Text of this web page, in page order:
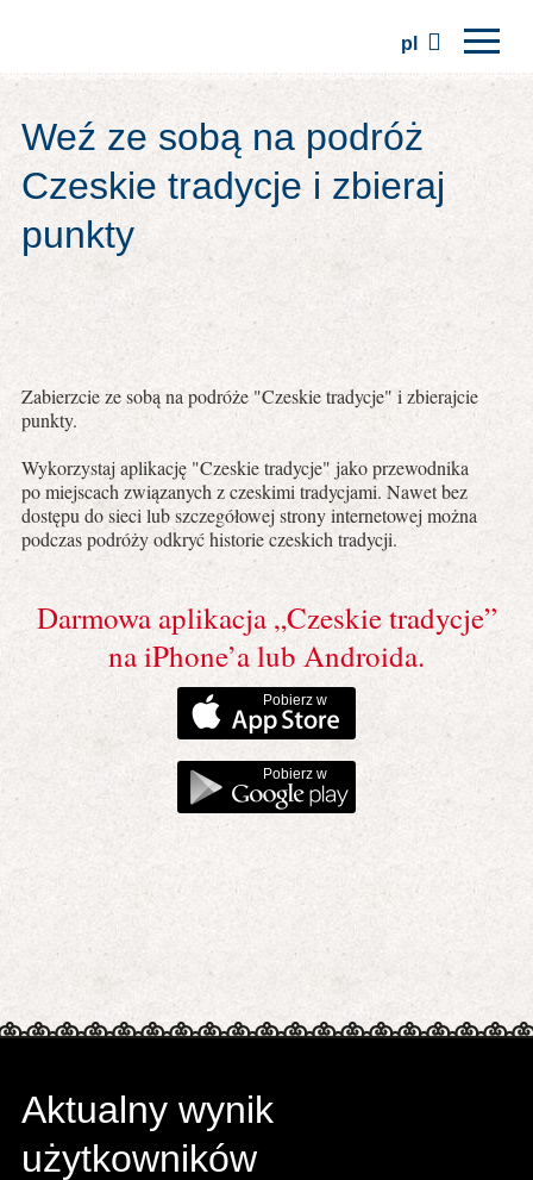
pl
Regiony
Tradycje
Wycieczki
Weź ze sobą na podróż
Czeskie tradycje i zbieraj
punkty
Zabierzcie ze sobą na podróże "Czeskie tradycje" i zbierajcie
punkty.
Wykorzystaj aplikację "Czeskie tradycje" jako przewodnika
po miejscach związanych z czeskimi tradycjami. Nawet bez
dostępu do sieci lub szczegółowej strony internetowej można
podczas podróży odkryć historie czeskich tradycji.
Darmowa aplikacja „Czeskie tradycje”
na iPhone’a lub Androida.
Pobierz w
Pobierz w
Aktualny wynik
użytkowników